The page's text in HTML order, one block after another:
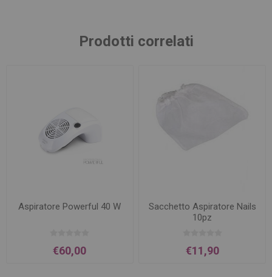
Prodotti correlati
Aspiratore Powerful 40 W
€60,00
Sacchetto Aspiratore Nails
10pz
€11,90